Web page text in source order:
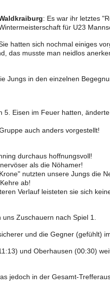
: Es war ihr letztes
für U23
hatten sich nochmal einiges
das musste man neidlos
Jungs in den einzelnen
5. Eisen im Feuer hatten,
auch anders vorgestellt!
durchaus hoffnungsvoll!
als die Nöhamer!
nutzten unsere Jungs die
ab!
Verlauf leisteten sie sich
Zuschauern nach Spiel 1.
und die Gegner (gefühlt)
und Oberhausen (00:30)
jedoch in der Gesamt-